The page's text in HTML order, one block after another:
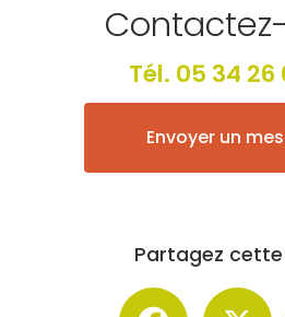
Tél. 05 34 26
Envoyer un
Partagez
Facebook